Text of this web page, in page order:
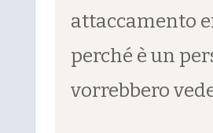
attaccamento
perché è un
vorrebbero